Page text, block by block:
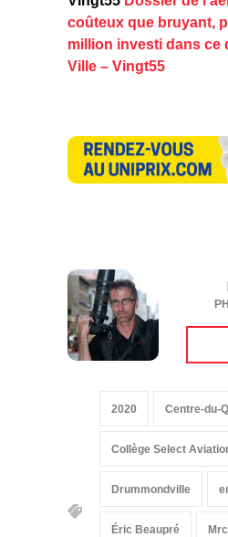
coûteux que bruyant,
million investi dans ce
Ville – Vingt55
2020 Centre-du-
Collège Select
Drummondville
Éric Beaupré